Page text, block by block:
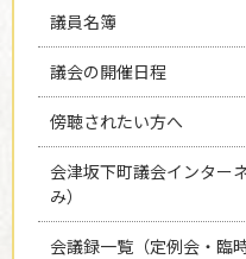
議員名簿
議会の開催日程
傍聴されたい方へ
会津坂下町議会インター
み）
会議録一覧（定例会・臨時